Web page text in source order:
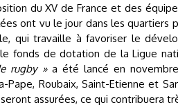
du XV de France et des
ont vu le jour dans les quartiers
qui travaille à favoriser le
fonds de dotation de la Ligue
rugby »a été lancé en
Roubaix, Saint-Etienne et
assurées, ce qui contribuera